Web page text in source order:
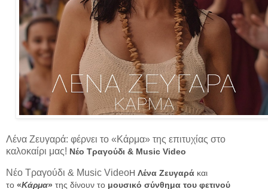
Λένα Ζευγαρά: φέρνει το «Κάρμα» της επιτυχίας στο
καλοκαίρι μας! Νέο Τραγούδι & Music Video
Νέο Τραγούδι & Music VideoΗ Λένα Ζευγαρά και
το «Κάρμα» της δίνουν το μουσικό σύνθημα του φετινού